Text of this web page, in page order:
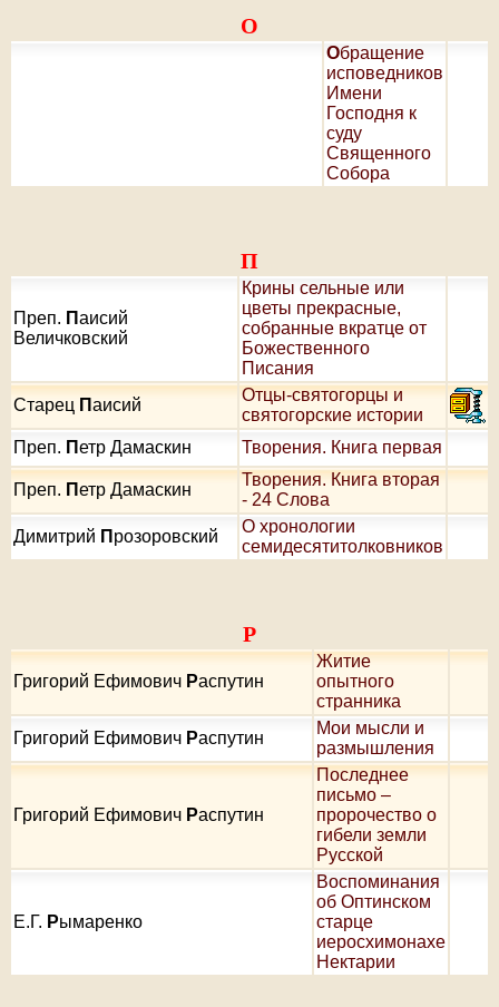
О
Обращение
исповедников
Имени
Господня к
суду
Священного
Собора
П
Преп. Паисий
Величковский
Крины сельные или
цветы прекрасные,
собранные вкратце от
Божественного
Писания
Старец Паисий
Отцы-святогорцы и
святогорские истории
Преп. Петр Дамаскин Творения. Книга первая
Преп. Петр Дамаскин
Творения. Книга вторая
- 24 Слова
Димитрий П розоровский
О хронологии
семидесятитолковников
Р
Григорий Ефимович Распутин
Житие
опытного
странника
Григорий Ефимович Распутин
Мои мысли и
размышления
Григорий Ефимович Распутин
Последнее
письмо –
пророчество о
гибели земли
Русской
Е.Г. Рымаренко
Воспоминания
об Оптинском
старце
иеросхимонахе
Нектарии